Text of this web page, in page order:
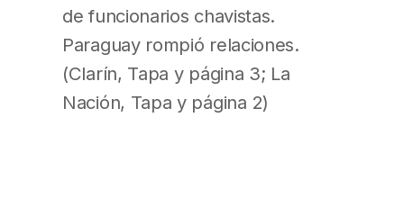
de funcionarios chavistas.
Paraguay rompió relaciones.
(Clarín, Tapa y página 3; La
Nación, Tapa y página 2)